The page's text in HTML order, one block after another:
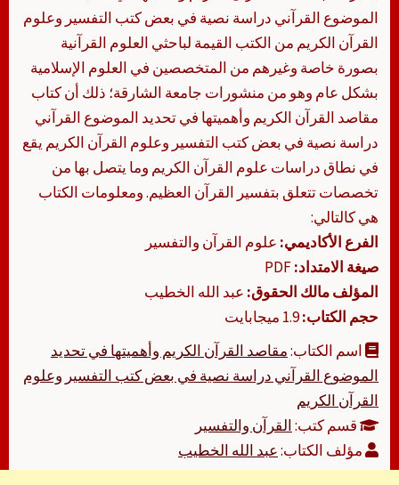
الموضوع القرآني دراسة نصية في بعض كتب التفسير وعلوم
القرآن الكريم من الكتب القيمة لباحثي العلوم القرآنية
بصورة خاصة وغيرهم من المتخصصين في العلوم الإسلامية
بشكل عام وهو من منشورات جامعة الشارقة؛ ذلك أن كتاب
مقاصد القرآن الكريم وأهميتها في تحديد الموضوع القرآني
دراسة نصية في بعض كتب التفسير وعلوم القرآن الكريم يقع
في نطاق دراسات علوم القرآن الكريم وما يتصل بها من
تخصصات تتعلق بتفسير القرآن العظيم. ومعلومات الكتاب
هي كالتالي:
الفرع الأكاديمي: علوم القرآن والتفسير
صيغة الامتداد:
المؤلف مالك الحقوق: عبد الله الخطيب
حجم الكتاب:1.9 ميجابايت
اسم الكتاب:مقاصد القرآن الكريم وأهميتها في تحديد
الموضوع القرآني دراسة نصية في بعض كتب التفسير وعلوم
القرآن الكريم
قسم كتب:القرآن والتفسير
مؤلف الكتاب:عبد الله الخطيب